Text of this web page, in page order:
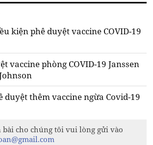
kiện phê duyệt vaccine COVID-19
vaccine phòng COVID-19 Janssen
duyệt thêm vaccine ngừa Covid-19
bài cho chúng tôi vui lòng gửi vào